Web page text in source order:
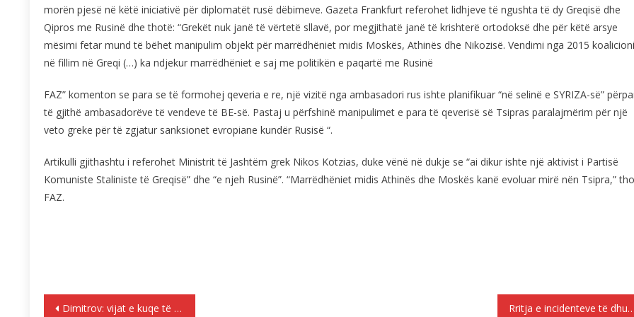
morën pjesë në këtë iniciativë për diplomatët rusë dëbimeve. Gazeta Frankfurt referohet lidhjeve të ngushta të dy Greqisë dhe
Qipros me Rusinë dhe thotë: “Grekët nuk janë të vërtetë sllavë, por megjithatë janë të krishterë ortodoksë dhe për këtë arsye
mësimi fetar mund të bëhet manipulim objekt për marrëdhëniet midis Moskës, Athinës dhe Nikozisë. Vendimi nga 2015 koalicioni
në fillim në Greqi (…) ka ndjekur marrëdhëniet e saj me politikën e paqartë me Rusinë
FAZ” komenton se para se të formohej qeveria e re, një vizitë nga ambasadori rus ishte planifikuar “në selinë e SYRIZA-së”
të gjithë ambasadorëve të vendeve të BE-së. Pastaj u përfshinë manipulimet e para të qeverisë së Tsipras paralajmërim për një
veto greke për të zgjatur sanksionet evropiane kundër Rusisë “.
Artikulli gjithashtu i referohet Ministrit të Jashtëm grek Nikos Kotzias, duke vënë në dukje se “ai dikur ishte një aktivist i Partisë
Komuniste Staliniste të Greqisë” dhe “e njeh Rusinë”. “Marrëdhëniet midis Athinës dhe Moskës kanë evoluar mirë nën Tsipra,”
FAZ.
Lëvizje
Dimitrov: vijat e kuqe të gjuhës dhe përkatësisë etnike maqedonase Rritja e incidenteve të dhunës raciste gjatë vitit 2017